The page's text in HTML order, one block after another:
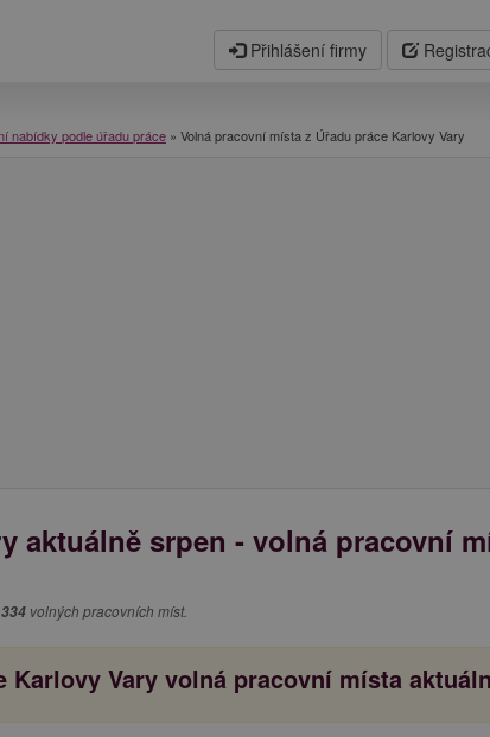
Přihlášení firmy
nabídky podle úřadu práce » Volná pracovní místa z Úřadu práce Karlovy Vary
aktuálně srpen - volná pracovní
334 volných pracovních míst.
Karlovy Vary volná pracovní místa